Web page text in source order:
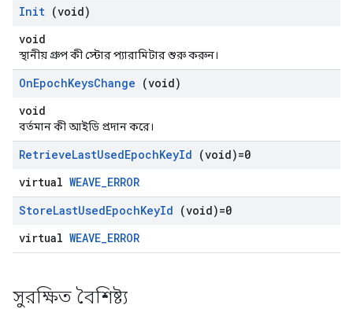
Init (void)
void
স্থানীয় গ্রুপ কী স্টোর প্যারামিটার শুরু করুন।
OnEpochKeysChange (void)
void
বর্তমান কী আইডি প্রদান করে।
RetrieveLastUsedEpochKeyId (void)=0
virtual WEAVE_ERROR
StoreLastUsedEpochKeyId (void)=0
virtual WEAVE_ERROR
সুরক্ষিত বৈশিষ্ট্য